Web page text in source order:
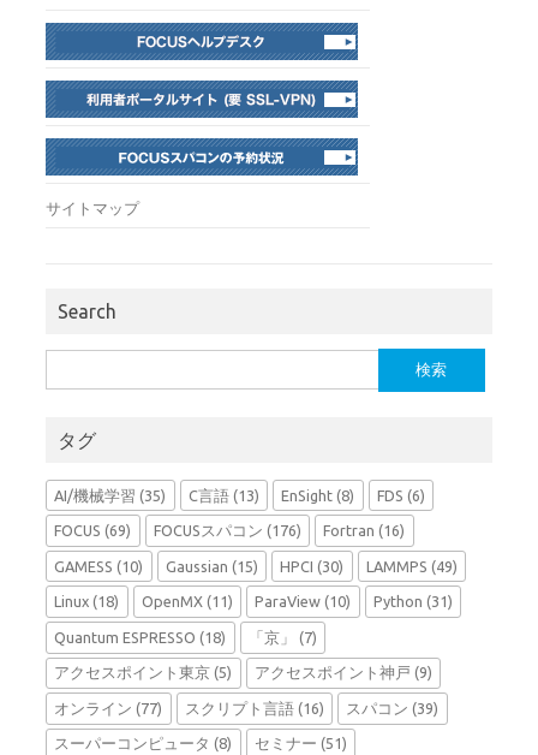
サイトマップ
Search
索:
タグ
AI/機械学習 (35) C言語(13) EnSight (8) FDS (6)
FOCUS (69) FOCUSスパコン (176) Fortran (16)
GAMESS (10) Gaussian (15) HPCI (30) LAMMPS (49)
Linux (18) OpenMX(11) ParaView (10) Python (31)
Quantum ESPRESSO (18) 「京」 (7)
アクセスポイント東京 (5) アクセスポイント神戸 (9)
オンライン (77) スクリプト言語(16) スパコン (39)
スーパーコンピュータ (8) セミナー (51)